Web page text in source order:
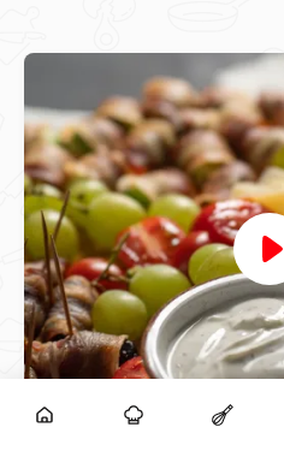
coolinarika